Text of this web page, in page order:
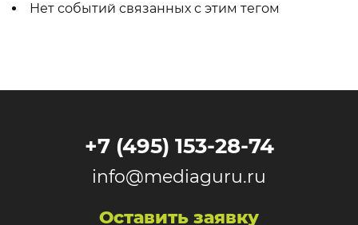
Нет событий связанных с этим тегом
+7 (495) 153-28-74
info@mediaguru.ru
Оставить заявку